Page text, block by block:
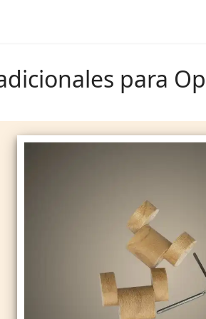
para